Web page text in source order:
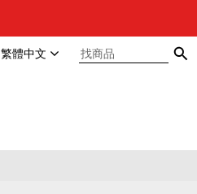
繁體中文